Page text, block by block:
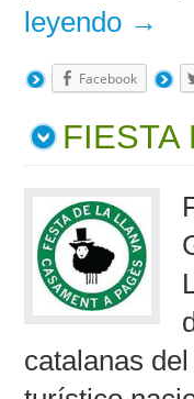
leyendo →
Facebook
FIESTA
catalanas